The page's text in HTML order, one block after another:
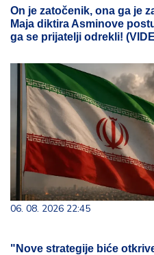
On je zatočenik, ona ga je
Maja diktira Asminove
ga se prijatelji odrekli!
06. 08. 2026 22:45
"Nove strategije biće